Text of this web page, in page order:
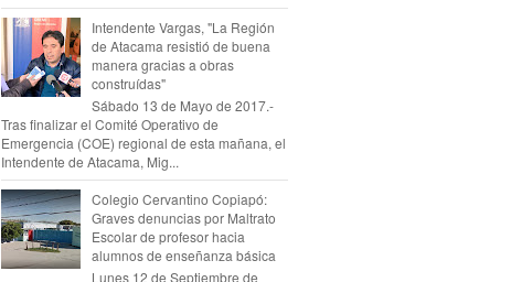
Intendente Vargas, "La Región
de Atacama resistió de buena
manera gracias a obras
construídas"
Sábado 13 de Mayo de 2017.-
Tras finalizar el Comité Operativo de
Emergencia (COE) regional de esta mañana, el
Intendente de Atacama, Mig...
Colegio Cervantino Copiapó:
Graves denuncias por Maltrato
Escolar de profesor hacia
alumnos de enseñanza básica
Lunes 12 de Septiembre de